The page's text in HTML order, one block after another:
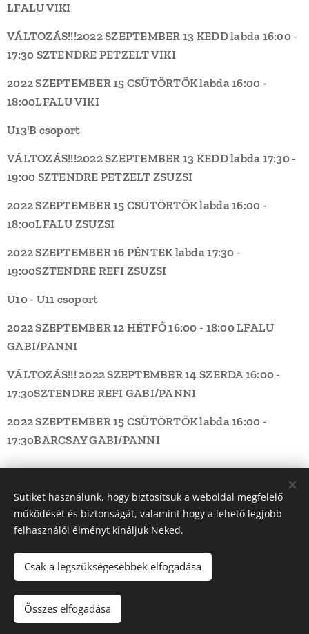
LFALUVIKI
VÁLTOZÁS!!!2022 SZEPTEMBER 13 KEDDlabda 16:00 -
17:30 SZTENDRE PETZELTVIKI
2022 SZEPTEMBER 15 CSÜTÖRTÖKlabda 16:00 -
18:00LFALUVIKI
U13'B csoport
VÁLTOZÁS!!!2022 SZEPTEMBER 13 KEDDlabda 17:30 -
19:00 SZTENDRE PETZELT ZSUZSI
2022 SZEPTEMBER 15 CSÜTÖRTÖKlabda 16:00 -
18:00LFALU ZSUZSI
2022 SZEPTEMBER 16 PÉNTEKlabda 17:30 -
19:00SZTENDRE REFI ZSUZSI
U10 - U11 csoport
2022 SZEPTEMBER 12 HÉTFŐ16:00 - 18:00LFALU
GABI/PANNI
VÁLTOZÁS!!!2022 SZEPTEMBER 14 SZERDA16:00 -
17:30SZTENDRE REFI GABI/PANNI
2022 SZEPTEMBER 15 CSÜTÖRTÖKlabda 16:00 -
17:30BARCSAYGABI/PANNI
© 2022 Dunakanyar LSN Röplabda | Minden jog fenntartva |
Webdesign: Ádám Építő Kft.
Sütiket használunk, hogy biztosítsuk a weboldal megfelelő
működését és biztonságát, valamint hogy a lehető legjobb
felhasználói élményt kínáljuk Neked.
Csak a legszükségesebbek elfogadása
Összes elfogadása